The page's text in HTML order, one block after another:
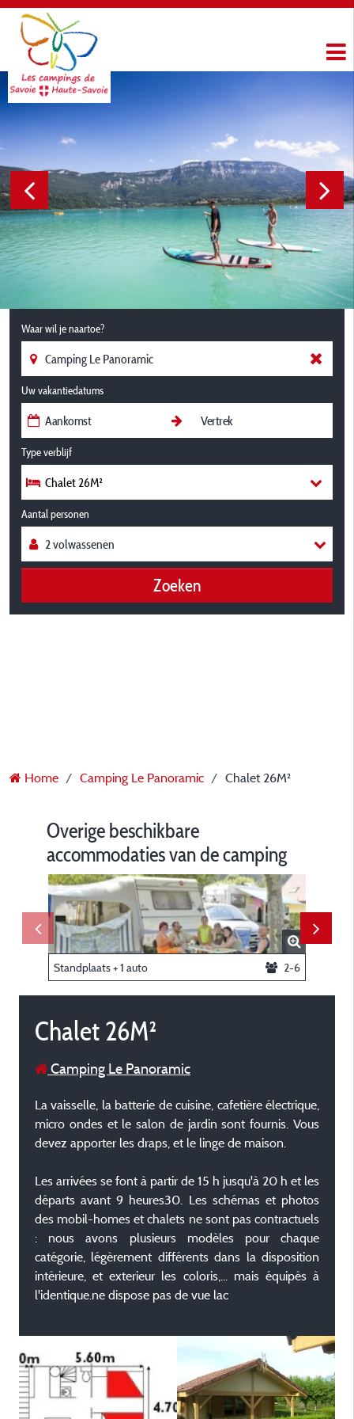
Waar wil je naartoe?
Uw vakantiedatums
Type verblijf
Chalet 26M²
Aantal personen
Zoeken
Home Camping Le Panoramic Chalet 26M²
Overige beschikbare
accommodaties van de camping
Standplaats + 1 auto 2-6
Chalet 26M²
Camping Le Panoramic
La vaisselle, la batterie de cuisine, cafetière électrique,
micro ondes et le salon de jardin sont fournis. Vous
devez apporter les draps, et le linge de maison.
Les arrivées se font à partir de 15 h jusqu'à 20 h et les
départs avant 9 heures30. Les schémas et photos
des mobil-homes et chalets ne sont pas contractuels
: nous avons plusieurs modèles pour chaque
catégorie, légèrement différents dans la disposition
intérieure, et exterieur les coloris,... mais équipés à
l'identique.ne dispose pas de vue lac